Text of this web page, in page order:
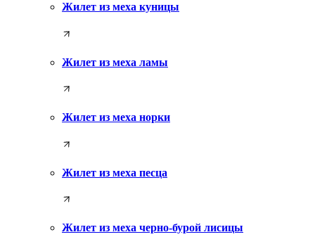
Жилет из меха куницы
Жилет из меха ламы
Жилет из меха норки
Жилет из меха песца
Жилет из меха черно-бурой лисицы